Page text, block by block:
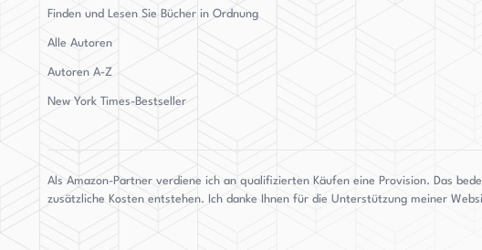
Finden und Lesen Sie Bücher in Ordnung
Alle Autoren
Autoren A-Z
New York Times-Bestseller
Als Amazon-Partner verdiene ich an qualifizierten Käufen eine Provision. Das
zusätzliche Kosten entstehen. Ich danke Ihnen für die Unterstützung meiner